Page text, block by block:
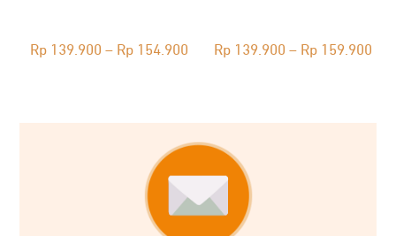
Rp139.900 – Rp154.900Price
through
Rp 154.900
Rp139.900 – Rp159.900